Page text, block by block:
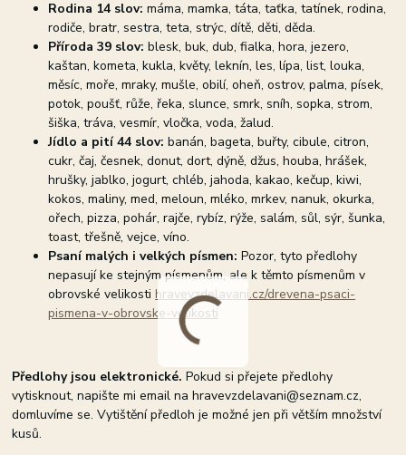
Rodina 14 slov: máma, mamka, táta, taťka, tatínek, rodina,
rodiče, bratr, sestra, teta, strýc, dítě, děti, děda.
Příroda 39 slov:blesk, buk, dub, fialka, hora, jezero,
kaštan, kometa, kukla, květy, leknín, les, lípa, list, louka,
měsíc, moře, mraky, mušle, obilí, oheň, ostrov, palma, písek,
potok, poušť, růže, řeka, slunce, smrk, sníh, sopka, strom,
šiška, tráva, vesmír, vločka, voda, žalud.
Jídlo a pití 44 slov: banán, bageta, buřty, cibule, citron,
cukr, čaj, česnek, donut, dort, dýně, džus, houba, hrášek,
hrušky, jablko, jogurt, chléb, jahoda, kakao, kečup, kiwi,
kokos, maliny, med, meloun, mléko, mrkev, nanuk, okurka,
ořech, pizza, pohár, rajče, rybíz, rýže, salám, sůl, sýr, šunka,
toast, třešně, vejce, víno.
Psaní malých i velkých písmen:Pozor, tyto předlohy
nepasují ke stejným písmenům, ale k těmto písmenům v
obrovské velikostihravevzdelavani.cz/drevena-psaci-
pismena-v-obrovske-velikosti
Předlohy jsou elektronické.Pokud si přejete předlohy
vytisknout, napište mi email na hravevzdelavani@seznam.cz,
domluvíme se. Vytištění předloh je možné jen při větším množství
kusů.